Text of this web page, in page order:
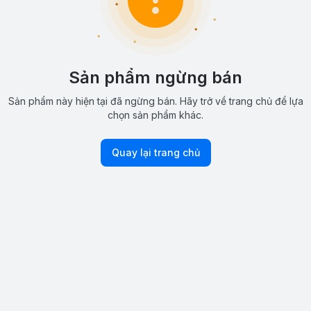
Sản phẩm ngừng bán
Sản phẩm này hiện tại đã ngừng bán. Hãy trở về trang chủ để lựa
chọn sản phẩm khác.
Quay lại trang chủ